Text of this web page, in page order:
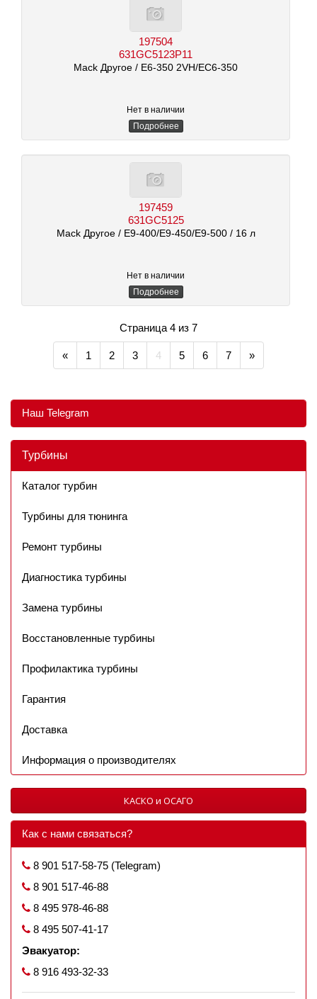
197504
631GC5123P11
Mack Другое/ E6-350 2VH/EC6-350
Нет в наличии
Подробнее
197459
631GC5125
Mack Другое / E9-400/E9-450/E9-500 / 16 л
Нет в наличии
Подробнее
Страница 4 из 7
« 1 2 3 4 5 6 7 »
Наш Telegram
Турбины
Каталог турбин
Турбины для тюнинга
Ремонт турбины
Диагностика турбины
Замена турбины
Восстановленные турбины
Профилактика турбины
Гарантия
Доставка
Информация о производителях
КАСКО и ОСАГО
Как с нами связаться?
8 901 517-58-75 (Telegram)
8 901 517-46-88
8 495 978-46-88
8 495 507-41-17
Эвакуатор:
8 916 493-32-33